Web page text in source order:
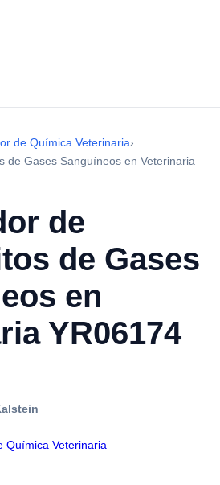
de Química Veterinaria›
de Gases Sanguíneos en Veterinaria
de
de Gases
en
YR06174
Química Veterinaria